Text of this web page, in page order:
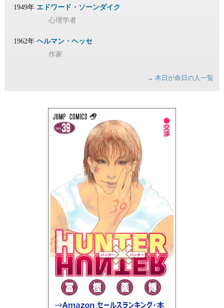
1949年 エドワード・ソーンダイク
心理学者
1962年 ヘルマン・ヘッセ
作家
→ 本日が命日の人一覧